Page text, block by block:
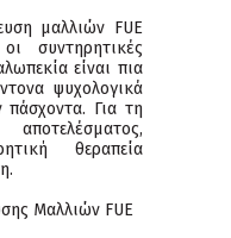
μαλλιών FUE
συντηρητικές
είναι πια
ψυχολογικά
Για τη
θεραπεία
Μαλλιών FUE